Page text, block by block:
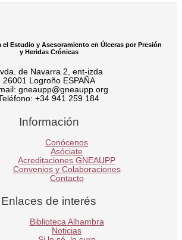
el Estudio y Asesoramiento en Úlceras por Presión
y Heridas Crónicas
de Navarra 2, ent-izda
26001 Logroño ESPAÑA
gneaupp@gneaupp.org
+34 941 259 184
Información
Conócenos
Asóciate
Acreditaciones GNEAUPP
Convenios y Colaboraciones
Contacto
Enlaces de interés
Biblioteca Alhambra
Noticias